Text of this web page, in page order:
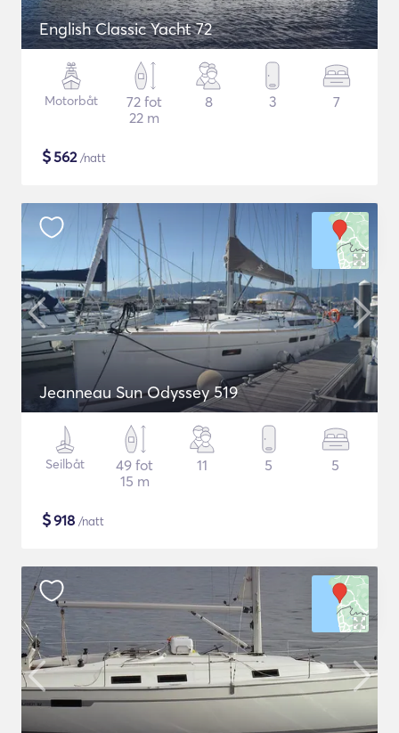
English Classic Yacht 72
Motorbåt
72 fot
22 m
8 3 7
$562/natt
Jeanneau Sun Odyssey 519
Seilbåt
49 fot
15 m
11 5 5
$918 /natt